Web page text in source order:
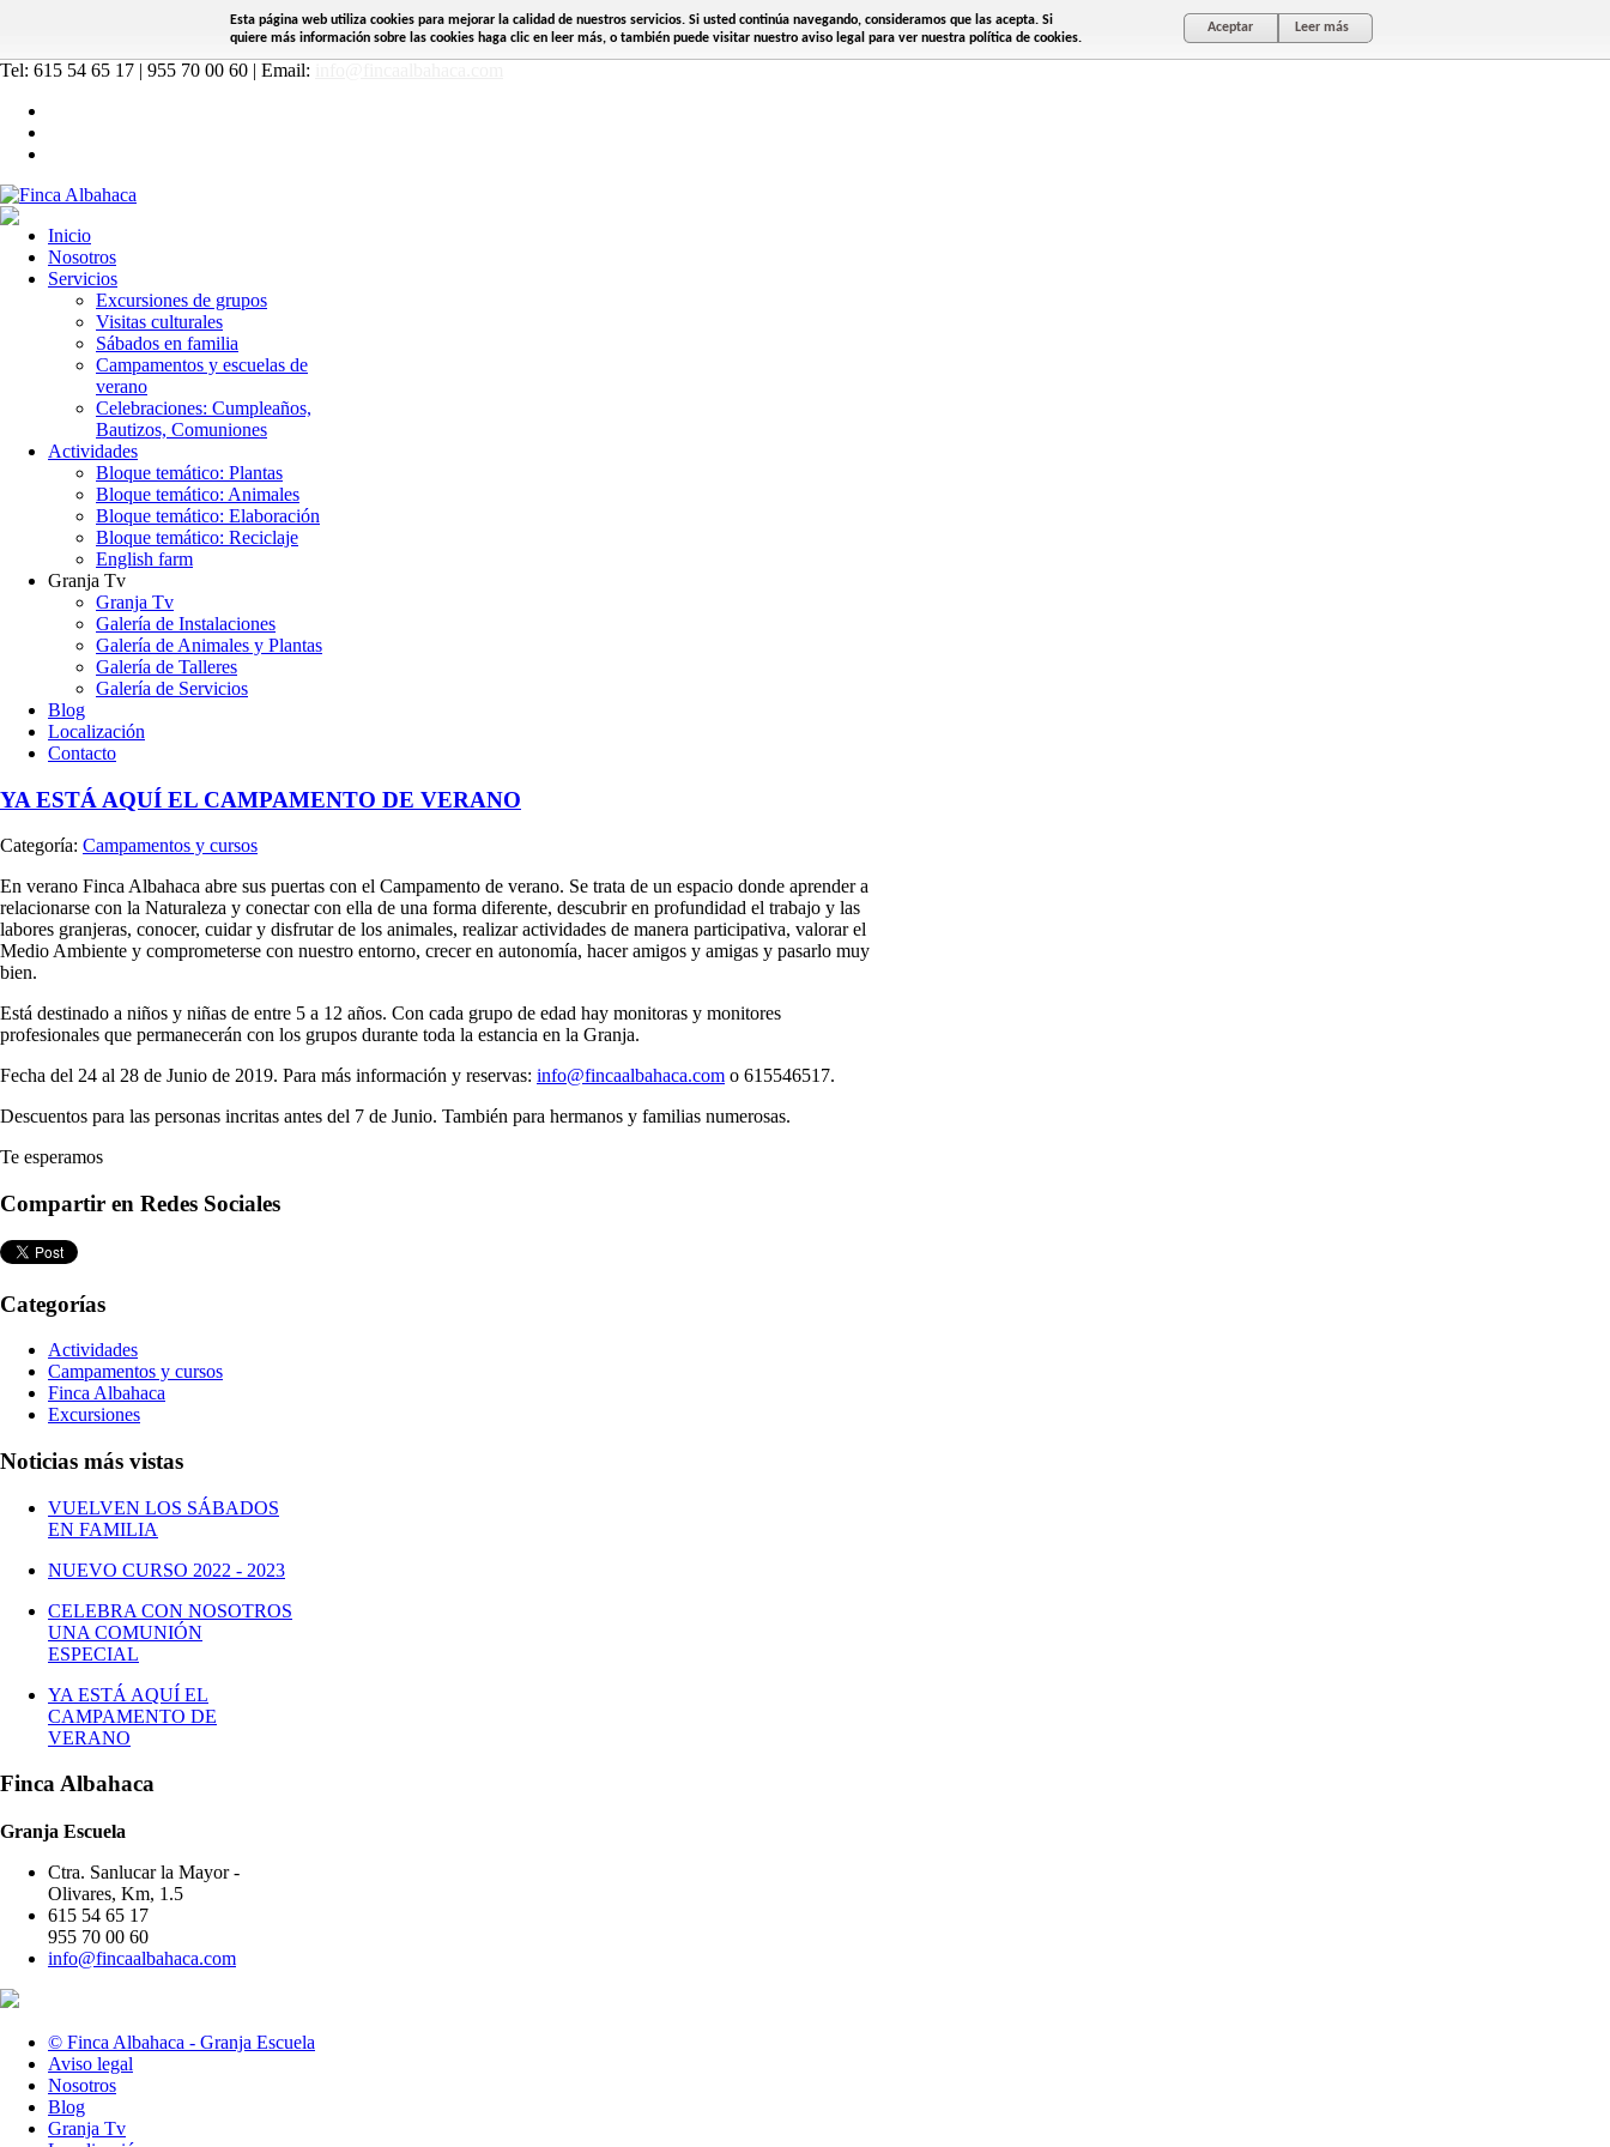
Esta página web utiliza cookies para mejorar la calidad de nuestros servicios. Si usted continúa navegando, consideramos que las acepta. Si
quiere más información sobre las cookies haga clic en leer más, o también puede visitar nuestro aviso legal para ver nuestra política de cookies.
Aceptar Leer más
Tel: 615 54 65 17 | 955 70 00 60 | Email:
Inicio
Nosotros
Servicios
Excursiones de grupos
Visitas culturales
Sábados en familia
Campamentos y escuelas de
verano
Celebraciones: Cumpleaños,
Bautizos, Comuniones
Actividades
Bloque temático: Plantas
Bloque temático: Animales
Bloque temático: Elaboración
Bloque temático: Reciclaje
English farm
Granja Tv
Granja Tv
Galería de Instalaciones
Galería de Animales y Plantas
Galería de Talleres
Galería de Servicios
Blog
Localización
Contacto
YA ESTÁ AQUÍ EL CAMPAMENTO DE VERANO
Categoría: Campamentos y cursos
En verano Finca Albahaca abre sus puertas con el Campamento de verano. Se trata de un espacio donde aprender a
relacionarse con la Naturaleza y conectar con ella de una forma diferente, descubrir en profundidad el trabajo y las
labores granjeras, conocer, cuidar y disfrutar de los animales, realizar actividades de manera participativa, valorar el
Medio Ambiente y comprometerse con nuestro entorno, crecer en autonomía, hacer amigos y amigas y pasarlo muy
bien.
Está destinado a niños y niñas de entre 5 a 12 años. Con cada grupo de edad hay monitoras y monitores
profesionales que permanecerán con los grupos durante toda la estancia en la Granja.
Fecha del 24 al 28 de Junio de 2019. Para más información y reservas: info@fincaalbahaca.com o 615546517.
Descuentos para las personas incritas antes del 7 de Junio. También para hermanos y familias numerosas.
Te esperamos
Compartir en Redes Sociales
Categorías
Actividades
Campamentos y cursos
Finca Albahaca
Excursiones
Noticias más vistas
VUELVEN LOS SÁBADOS
EN FAMILIA
NUEVO CURSO 2022 - 2023
CELEBRA CON NOSOTROS
UNA COMUNIÓN
ESPECIAL
YA ESTÁ AQUÍ EL
CAMPAMENTO DE
VERANO
Finca Albahaca
Granja Escuela
Ctra. Sanlucar la Mayor -
Olivares, Km, 1.5
615 54 65 17
955 70 00 60
info@fincaalbahaca.com
© Finca Albahaca - Granja Escuela
Aviso legal
Nosotros
Blog
Granja Tv